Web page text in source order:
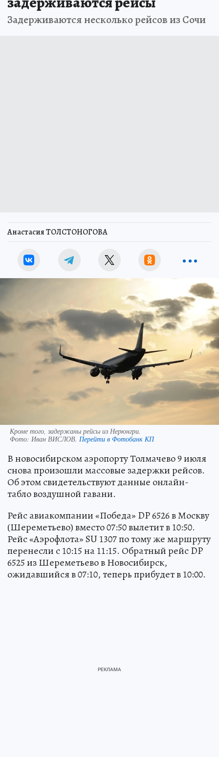
Задерживаются несколько рейсов из Сочи
Анастасия ТОЛСТОНОГОВА
Кроме того, задержаны рейсы из Нерюнгри.
Фото: Иван ВИСЛОВ. Перейти в Фотобанк КП
В новосибирском аэропорту Толмачево 9 июля
снова произошли массовые задержки рейсов.
Об этом свидетельствуют данные онлайн-
табло воздушной гавани.
Рейс авиакомпании «Победа» DP 6526 в Москву
(Шереметьево) вместо 07:50 вылетит в 10:50.
Рейс «Аэрофлота» SU 1307 по тому же маршруту
перенесли с 10:15 на 11:15. Обратный рейс DP
6525 из Шереметьево в Новосибирск,
ожидавшийся в 07:10, теперь прибудет в 10:00.